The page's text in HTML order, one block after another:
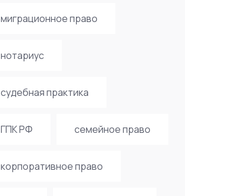
миграционное право
нотариус
судебная практика
ГПК РФ семейное право
корпоративное право